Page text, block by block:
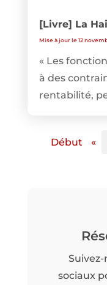
[Livre] La
Mise à jour le 12
« Les
à des
rentabilité,
Début «
sociaux